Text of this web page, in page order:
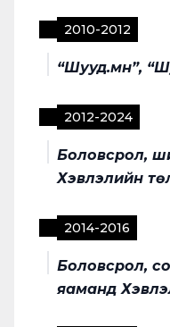
2010-2012
“Шууд.мн”,
2012-2024
Боловсрол,
Хэвлэлийн
2014-2016
Боловсрол,
яаманд